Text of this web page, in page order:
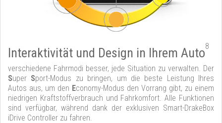
Interaktivität und Design in Ihrem Auto8
verschiedene Fahrmodi besser, jede Situation zu verwalten. Der
Super Sport-Modus zu bringen, um die beste Leistung Ihres
Autos aus, um den Economy-Modus den Vorrang gibt, zu einem
niedrigen Kraftstoffverbrauch und Fahrkomfort. Alle Funktionen
sind verfügbar, während dank der exklusiven Smart-DrakeBox
iDrive Controller zu fahren.